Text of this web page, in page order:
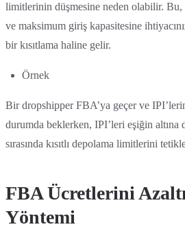
limitlerinin düşmesine neden olabilir.
ve maksimum giriş kapasitesine
bir kısıtlama haline gelir.
Örnek
Bir dropshipper FBA’ya geçer ve
durumda beklerken, IPI’leri eşiğin altına
sırasında kısıtlı depolama limitlerini
FBA Ücretlerini
Yöntemi